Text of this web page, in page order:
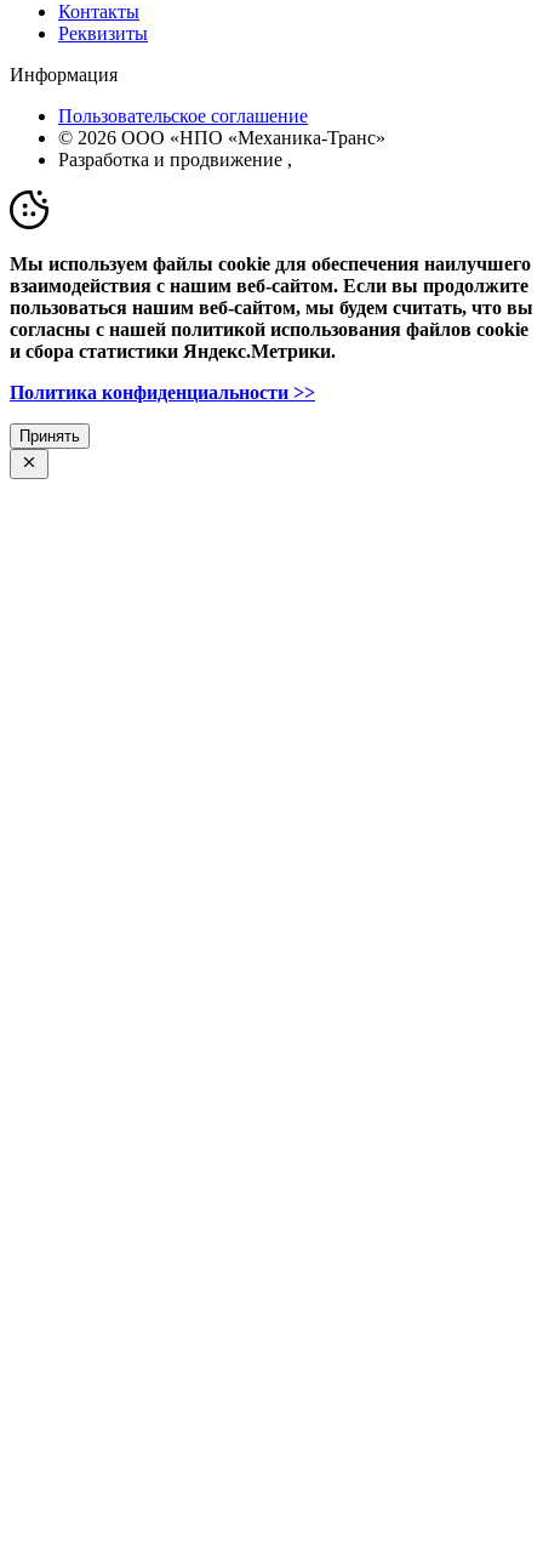
Контакты
Реквизиты
Информация
Пользовательское соглашение
© 2026 ООО «НПО «Механика-Транс»
Разработка и продвижение ,
Мы используем файлы cookie для обеспечения наилучшего
взаимодействия с нашим веб-сайтом. Если вы продолжите
пользоваться нашим веб-сайтом, мы будем считать, что вы
согласны с нашей политикой использования файлов cookie
и сбора статистики Яндекс.Метрики.
Политика конфиденциальности >>
Принять